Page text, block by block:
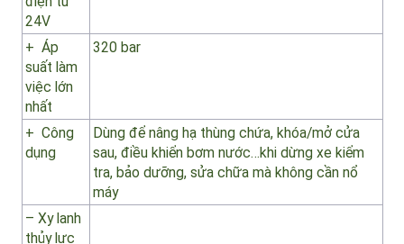
– Van
điều
khiển
thủy lực
cơ khí
tích hợp
điện từ
suất làm
việc lớn
320 bar